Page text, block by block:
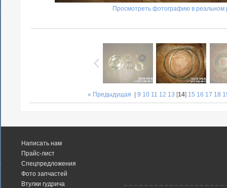
Просмотреть фотографию в реальном
« Предыдущая 9 10 11 12 13 [14] 15 16 17 18
Написать нам
Прайс-лист
Спецпредложения
Фото запчастей
Втулки гудрича